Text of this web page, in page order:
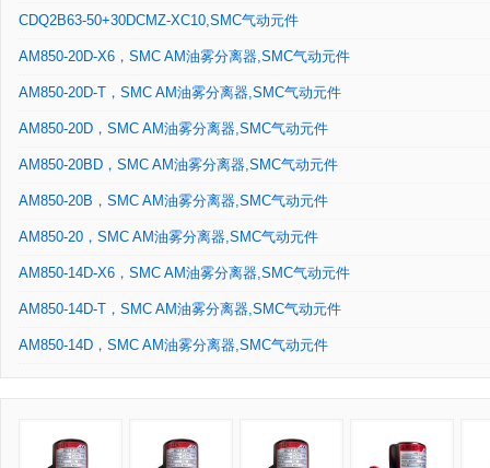
CDQ2B63-50+30DCMZ-XC10,SMC气动元件
AM850-20D-X6，SMC AM油雾分离器,SMC气动元件
AM850-20D-T，SMC AM油雾分离器,SMC气动元件
AM850-20D，SMC AM油雾分离器,SMC气动元件
AM850-20BD，SMC AM油雾分离器,SMC气动元件
AM850-20B，SMC AM油雾分离器,SMC气动元件
AM850-20，SMC AM油雾分离器,SMC气动元件
AM850-14D-X6，SMC AM油雾分离器,SMC气动元件
AM850-14D-T，SMC AM油雾分离器,SMC气动元件
AM850-14D，SMC AM油雾分离器,SMC气动元件